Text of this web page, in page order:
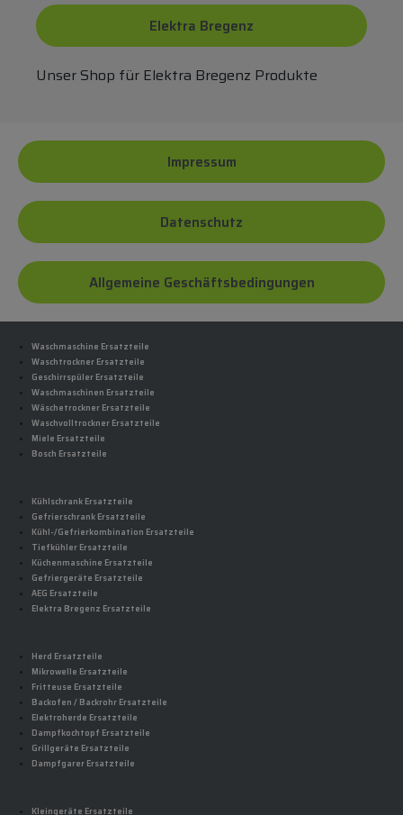
Elektra Bregenz
Unser Shop für Elektra Bregenz Produkte
Impressum
Datenschutz
Allgemeine Geschäftsbedingungen
Waschmaschine Ersatzteile
Waschtrockner Ersatzteile
Geschirrspüler Ersatzteile
Waschmaschinen Ersatzteile
Wäschetrockner Ersatzteile
Waschvolltrockner Ersatzteile
Miele Ersatzteile
Bosch Ersatzteile
Kühlschrank Ersatzteile
Gefrierschrank Ersatzteile
Kühl-/Gefrierkombination Ersatzteile
Tiefkühler Ersatzteile
Küchenmaschine Ersatzteile
Gefriergeräte Ersatzteile
AEG Ersatzteile
Elektra Bregenz Ersatzteile
Herd Ersatzteile
Mikrowelle Ersatzteile
Fritteuse Ersatzteile
Backofen / Backrohr Ersatzteile
Elektroherde Ersatzteile
Dampfkochtopf Ersatzteile
Grillgeräte Ersatzteile
Dampfgarer Ersatzteile
Kleingeräte Ersatzteile